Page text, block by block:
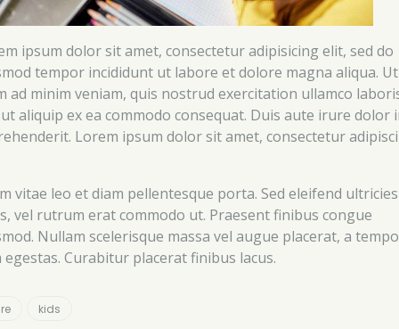
ipsum dolor sit amet, consectetur adipisicing elit, sed do
tempor incididunt ut labore et dolore magna aliqua. Ut
ad minim veniam, quis nostrud exercitation ullamco
aliquip ex ea commodo consequat. Duis aute irure dolor
Lorem ipsum dolor sit amet, consectetur
vitae leo et diam pellentesque porta. Sed eleifend ultricies
vel rutrum erat commodo ut. Praesent finibus congue
Nullam scelerisque massa vel augue placerat, a
egestas. Curabitur placerat finibus lacus.
kids